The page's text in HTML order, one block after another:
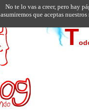
T
No te lo vas a creer, pero hay
asumiremos que aceptas